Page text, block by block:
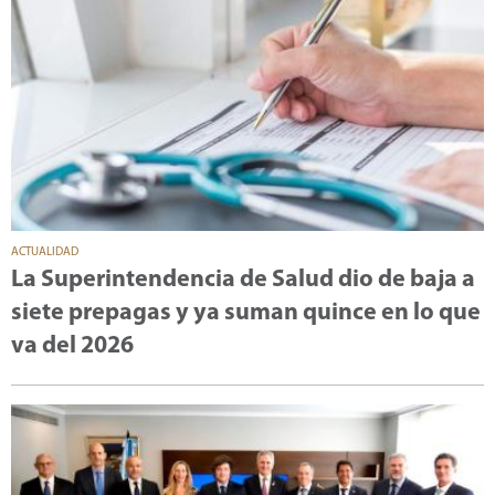
ACTUALIDAD
La Superintendencia de Salud dio de baja a
siete prepagas y ya suman quince en lo que
va del 2026